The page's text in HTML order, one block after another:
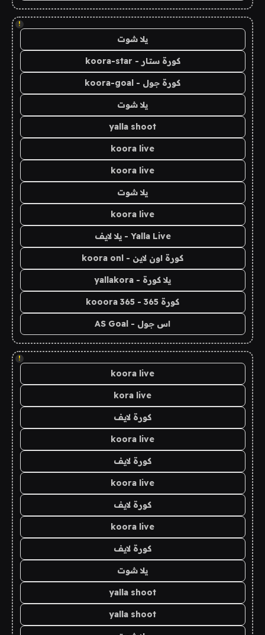
!
يلا شوت
كورة ستار - koora-star
كورة جول - koora-goal
يلا شوت
yalla shoot
koora live
koora live
يلا شوت
koora live
Yalla Live - يلا لايف
كورة اون لاين - koora onl
يلا كورة - yallakora
كورة 365 - kooora 365
اس جول - AS Goal
!
koora live
kora live
كورة لايف
koora live
كورة لايف
koora live
كورة لايف
koora live
كورة لايف
يلا شوت
yalla shoot
yalla shoot